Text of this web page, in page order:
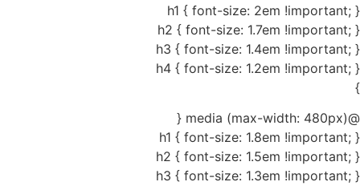
h1 { font-size: 2em !important; }
h2 { font-size: 1.7em !important; }
h3 { font-size: 1.4em !important; }
h4 { font-size: 1.2em !important; }
}
@media (max-width: 480px) {
h1 { font-size: 1.8em !important; }
h2 { font-size: 1.5em !important; }
h3 { font-size: 1.3em !important; }